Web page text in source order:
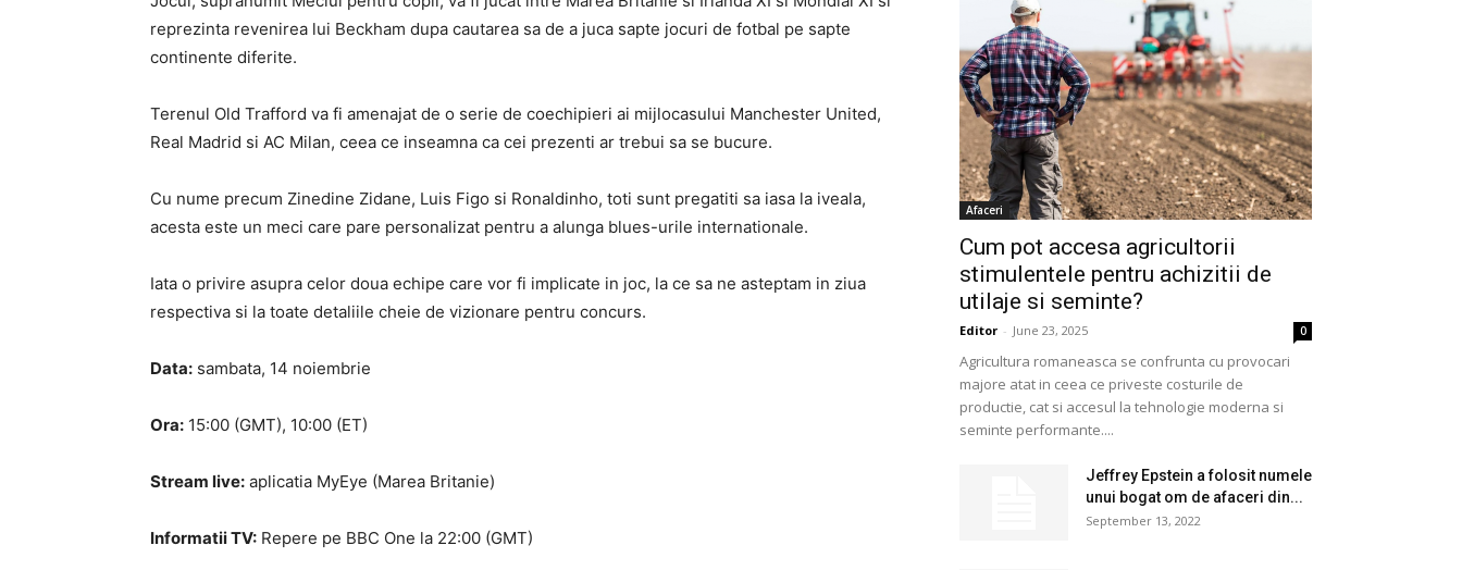
reprezinta revenirea lui Beckham dupa cautarea sa de a juca sapte jocuri de fotbal pe sapte
continente diferite.
Terenul Old Trafford va fi amenajat de o serie de coechipieri ai mijlocasului Manchester United,
Real Madrid si AC Milan, ceea ce inseamna ca cei prezenti ar trebui sa se bucure.
Cu nume precum Zinedine Zidane, Luis Figo si Ronaldinho, toti sunt pregatiti sa iasa la iveala,
acesta este un meci care pare personalizat pentru a alunga blues-urile internationale.
Iata o privire asupra celor doua echipe care vor fi implicate in joc, la ce sa ne asteptam in ziua
respectiva si la toate detaliile cheie de vizionare pentru concurs.
Data: sambata, 14 noiembrie
Ora: 15:00 (GMT), 10:00 (ET)
Stream live: aplicatia MyEye (Marea Britanie)
Informatii TV: Repere pe BBC One la 22:00 (GMT)
Afaceri
Cum pot accesa agricultorii
stimulentele pentru achizitii de
utilaje si seminte?
Editor - June 23, 2025 0
Agricultura romaneasca se confrunta cu provocari
majore atat in ceea ce priveste costurile de
productie, cat si accesul la tehnologie moderna si
seminte performante....
Jeffrey Epstein a folosit numele
unui bogat om de afaceri din...
September 13, 2022